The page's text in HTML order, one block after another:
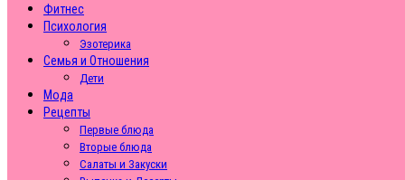
Фитнес
Психология
Эзотерика
Семья и Отношения
Дети
Мода
Рецепты
Первые блюда
Вторые блюда
Салаты и Закуски